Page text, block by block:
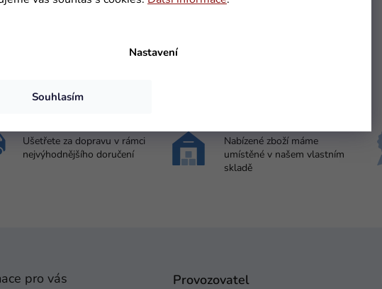
Nastavení
Souhlasím
Ušetřete za dopravu v rámci
nejvýhodnějšího doručení
Nabízené zboží máme
umístěné v našem vlastním
skladě
pro vás Provozovatel